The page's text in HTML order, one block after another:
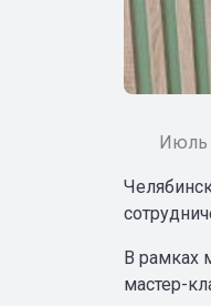
Июль
В рамках
мастер-